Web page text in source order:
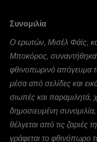
Συνομιλία
O ερωτών, Mισέλ Φάϊς,
Mποκόρος,
φθινοπωρινό απόγευμα
μέσα από σελίδες και
σιωπές και παραμιλητά,
δημοσιευμένη
θέλγεται από τις ζαριές
γράφεται το φθινόπωρο